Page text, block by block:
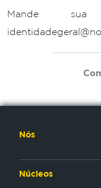
Mande
Nós
Núcleos